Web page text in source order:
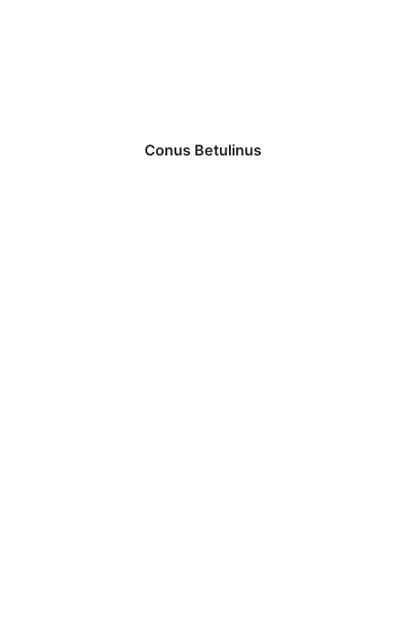
Conus Betulinus